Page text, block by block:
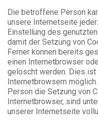
Die betroffene Person
unsere Internetseite
Einstellung des
damit der Setzung von
Ferner können bereits
einen Internetbrowser
gelöscht werden. Dies ist
Internetbrowsern
Person die Setzung von
Internetbrowser, sind
unserer Internetseite